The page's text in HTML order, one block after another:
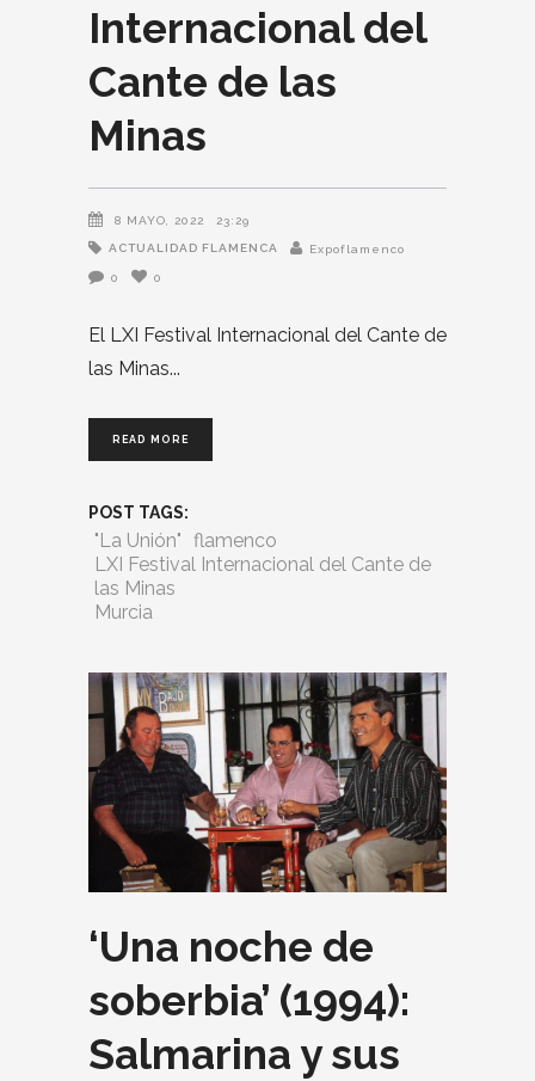
Internacional del
Cante de las
Minas
8 MAYO, 2022 23:29
ACTUALIDAD FLAMENCA Expoflamenco
0 0
El LXI Festival Internacional del Cante de
las Minas
READ MORE
POST TAGS:
"La Unión" flamenco
LXI Festival Internacional del Cante de
las Minas
Murcia
‘Una noche de
soberbia’ (1994):
Salmarina y sus